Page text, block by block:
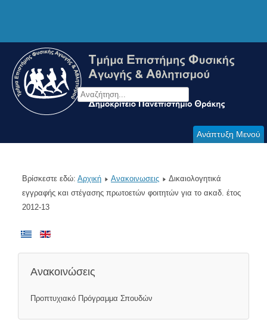
Ανάπτυξη Μενού
Βρίσκεστε εδώ: Αρχική Ανακοινωσεις
Δικαιολογητικά
εγγραφής και στέγασης πρωτοετών φοιτητών για το ακαδ. έτος
2012-13
Ανακοινώσεις
Προπτυχιακό Πρόγραμμα Σπουδών